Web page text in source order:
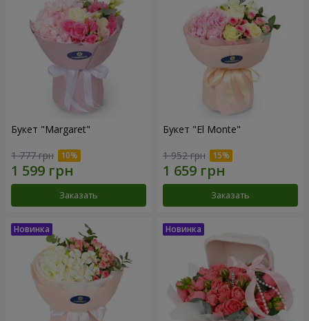
Букет "Margaret"
1 777 грн
Заказать
Букет "El Monte"
1 952 грн
Заказать